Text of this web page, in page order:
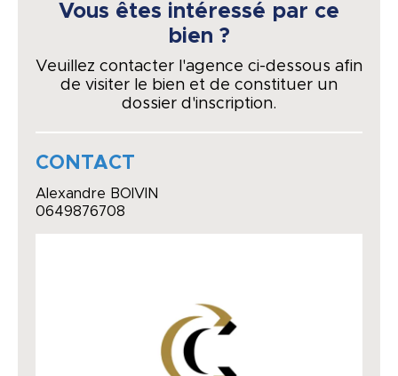
Vous êtes intéressé par ce
bien ?
Veuillez contacter l'agence ci-dessous afin
de visiter le bien et de constituer un
dossier d'inscription.
CONTACT
Alexandre BOIVIN
0649876708